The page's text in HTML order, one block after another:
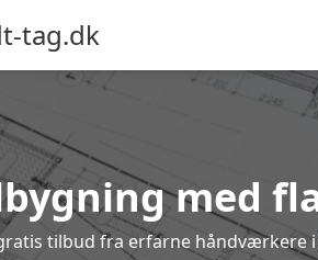
tag.dk
med
tilbud fra erfarne håndværkere